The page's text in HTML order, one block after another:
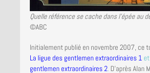
Quelle référence se cache dans l’épée au
©ABC
Initialement publié en novembre 2007, ce
La ligue des gentlemen extraordinaires 1 et
gentlemen extraordinaires 2. D’après Alan